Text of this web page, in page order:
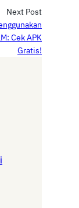
Next Post
Cek APK
Gratis!